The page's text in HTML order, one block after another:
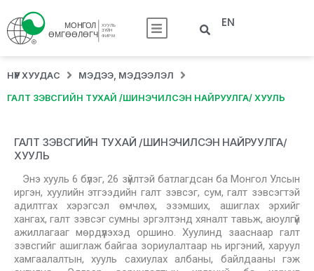
EN
НҮҮР ХУУДАС МЭДЭЭ, МЭДЭЭЛЭЛ
ГАЛТ ЗЭВСГИЙН ТУХАЙ /ШИНЭЧИЛСЭН НАЙРУУЛГА/ ХУУЛЬ
ГАЛТ ЗЭВСГИЙН ТУХАЙ /ШИНЭЧИЛСЭН НАЙРУУЛГА/
ХУУЛЬ
Энэ хууль 6 бүлэг, 26 зүйлтэй батлагдсан ба Монгол Улсын
иргэн, хуулийн этгээдийн галт зэвсэг, сум, галт зэвсэгтэй
адилтгах хэрэгсэл өмчлөх, эзэмших, ашиглах эрхийг
хангах, галт зэвсэг сумны эргэлтэнд хяналт тавьж, аюулгүй
ажиллагааг мөрдүүлэхэд оршино. Хуулинд зааснаар галт
зэвсгийг ашиглаж байгаа зориулалтаар нь иргэний, харуул
хамгаалалтын, хууль сахиулах албаны, байлдааны гэж